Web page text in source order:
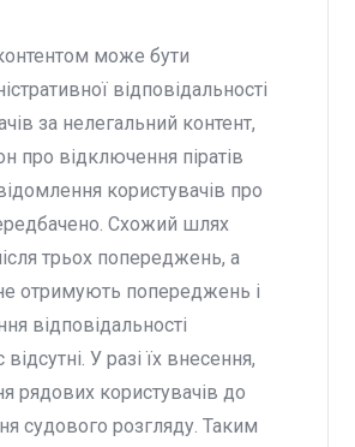
може бути
відповідальності
за нелегальний контент,
про відключення піратів
користувачів про
Схожий шлях
трьох попереджень, а
не отримують попереджень і
відповідальності
У разі їх внесення,
рядових користувачів до
судового розгляду. Таким